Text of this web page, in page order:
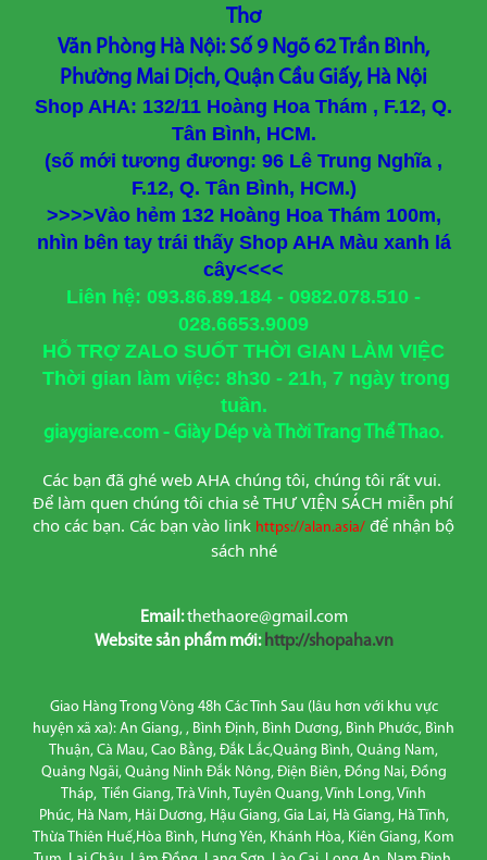
Thơ
Văn Phòng Hà Nội: Số 9 Ngõ 62 Trần Bình,
Phường Mai Dịch, Quận Cầu Giấy, Hà Nội
Shop AHA: 132/11 Hoàng Hoa Thám , F.12, Q.
Tân Bình, HCM.
(số mới tương đương: 96 Lê Trung Nghĩa ,
F.12, Q. Tân Bình, HCM.)
>>>>Vào hẻm 132 Hoàng Hoa Thám 100m,
nhìn bên tay trái thấy Shop AHA Màu xanh lá
cây<<<<
Liên hệ: 093.86.89.184 - 0982.078.510 -
028.6653.9009
HỖ TRỢ ZALO SUỐT THỜI GIAN LÀM VIỆC
Thời gian làm việc: 8h30 - 21h, 7 ngày trong
tuần.
giaygiare.com - Giày Dép và Thời Trang Thể Thao.
Các bạn đã ghé web AHA chúng tôi, chúng tôi rất vui.
Để làm quen chúng tôi chia sẻ THƯ VIỆN SÁCH miễn phí
cho các bạn. Các bạn vào link https://alan.asia/ để nhận bộ
sách nhé
Email:thethaore@gmail.com
Website sản phẩm mới: http://shopaha.vn
Giao Hàng Trong Vòng 48h Các Tỉnh Sau (lâu hơn với khu vực
huyện xã xa): An Giang, , Bình Định, Bình Dương, Bình Phước, Bình
Thuận, Cà Mau, Cao Bằng, Đắk Lắc,Quảng Bình, Quảng Nam,
Quảng Ngãi, Quảng Ninh Đắk Nông, Điện Biên, Đồng Nai, Đồng
Tháp, Tiền Giang, Trà Vinh, Tuyên Quang, Vĩnh Long, Vĩnh
Phúc, Hà Nam, Hải Dương, Hậu Giang, Gia Lai, Hà Giang, Hà Tĩnh,
Thừa Thiên Huế,Hòa Bình, Hưng Yên, Khánh Hòa, Kiên Giang, Kom